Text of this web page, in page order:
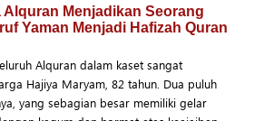
Alquran Menjadikan Seorang
Yaman Menjadi Hafizah Quran
Alquran dalam kaset sangat
Hajiya Maryam, 82 tahun. Dua puluh
yang sebagian besar memiliki gelar